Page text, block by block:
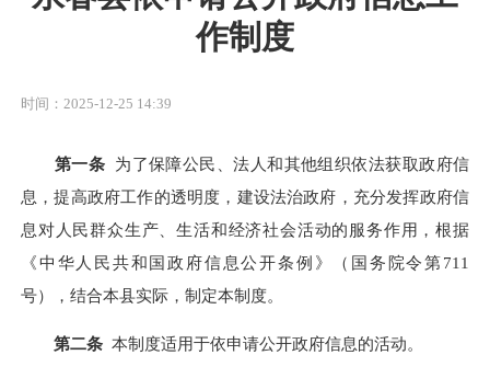
作制度
时间：2025-12-25 14:39
第一条 为了保障公民、法人和其他组织依法获取政府信
息，提高政府工作的透明度，建设法治政府，充分发挥政府信
息对人民群众生产、生活和经济社会活动的服务作用，根据
《中华人民共和国政府信息公开条例》（国务院令第711
号），结合本县实际，制定本制度。
第二条 本制度适用于依申请公开政府信息的活动。